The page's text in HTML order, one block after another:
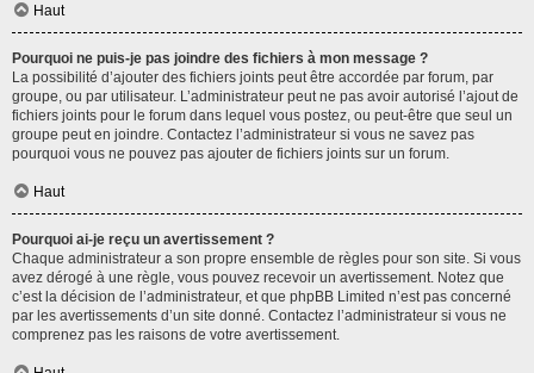
Haut
Pourquoi ne puis-je pas joindre des fichiers à mon message ?
La possibilité d’ajouter des fichiers joints peut être accordée par forum, par
groupe, ou par utilisateur. L’administrateur peut ne pas avoir autorisé l’ajout de
fichiers joints pour le forum dans lequel vous postez, ou peut-être que seul un
groupe peut en joindre. Contactez l’administrateur si vous ne savez pas
pourquoi vous ne pouvez pas ajouter de fichiers joints sur un forum.
Haut
Pourquoi ai-je reçu un avertissement ?
Chaque administrateur a son propre ensemble de règles pour son site. Si vous
avez dérogé à une règle, vous pouvez recevoir un avertissement. Notez que
c’est la décision de l’administrateur, et que phpBB Limited n’est pas concerné
par les avertissements d’un site donné. Contactez l’administrateur si vous ne
comprenez pas les raisons de votre avertissement.